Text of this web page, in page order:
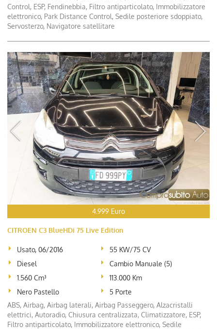
Control, ESP, Fendinebbia, Filtro antiparticolato, Immobilizzatore
elettronico, Park Distance Control, Sedile posteriore sdoppiato,
Servosterzo, Navigatore satellitare
4.999 Euro
CITROEN C3 BlueHDi 75 Live Edition
Usato, 06/2016
55 KW/75 CV
Diesel
Cambio Manuale (5)
1.560 Cm³
113.000 Km
Nero Pastello
5 Porte
ABS, Airbag, Airbag laterali, Airbag Passeggero, Alzacristalli
elettrici, Autoradio, Chiusura centralizzata, Climatizzatore, ESP,
Filtro antiparticolato, Immobilizzatore elettronico, Sedile